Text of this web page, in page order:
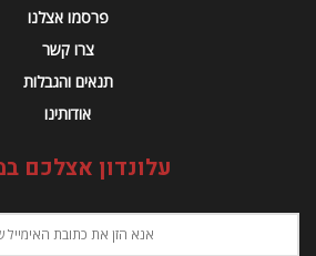
פרסמו אצלנו
צרו קשר
תנאים והגבלות
אודותינו
עלונדון אצלכם